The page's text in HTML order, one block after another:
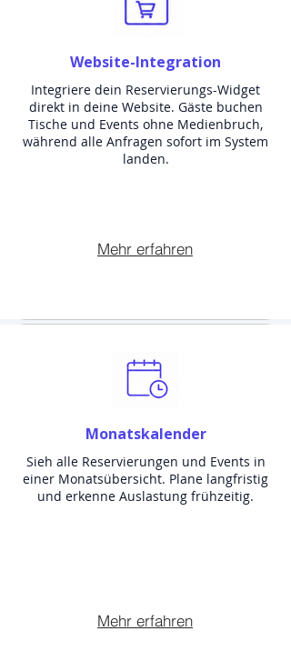
Website-Integration
Integriere dein Reservierungs-Widget
direkt in deine Website. Gäste buchen
Tische und Events ohne Medienbruch,
während alle Anfragen sofort im System
landen.
Mehr erfahren
Monatskalender
Sieh alle Reservierungen und Events in
einer Monatsübersicht. Plane langfristig
und erkenne Auslastung frühzeitig.
Mehr erfahren